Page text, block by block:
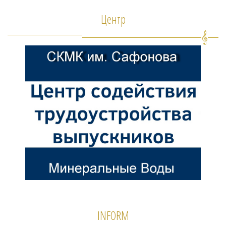
Центр
INFORM